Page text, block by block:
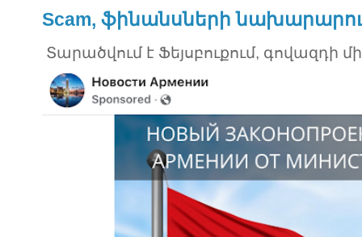
Scam, ֆինանսների
Տարածվում է Ֆեյսբուքում, գովազդի